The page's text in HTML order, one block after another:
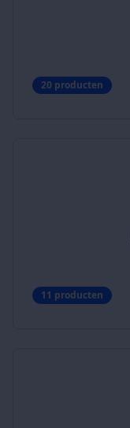
20 producten
11 producten